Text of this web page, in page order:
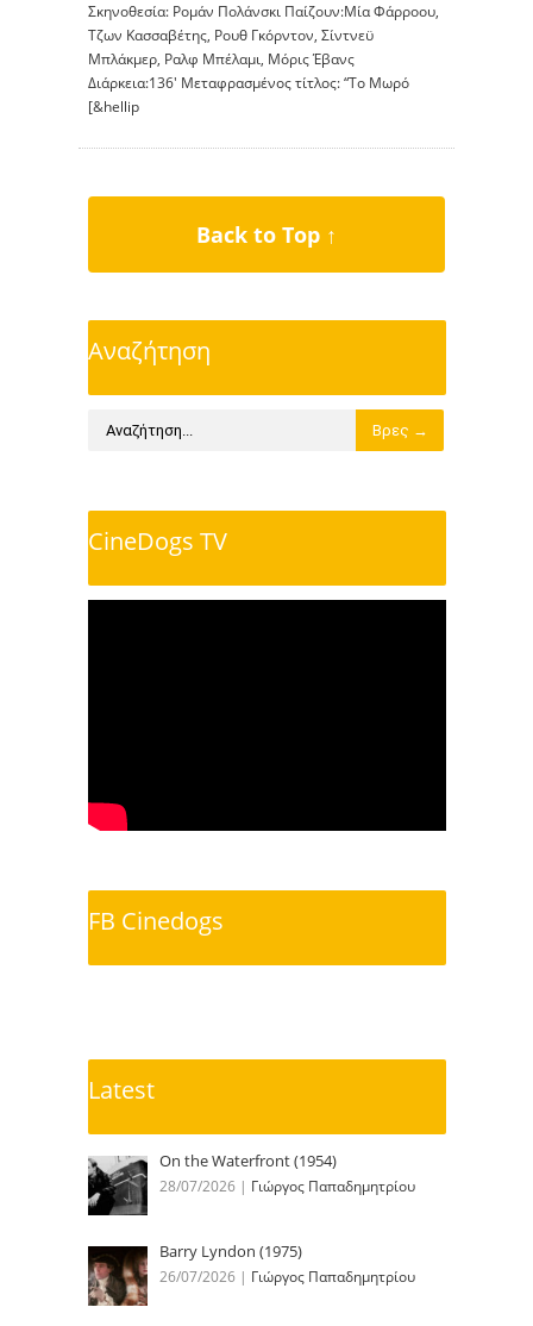
Σκηνοθεσία: Ρομάν Πολάνσκι Παίζουν:Μία Φάρροου,
Τζων Κασσαβέτης, Ρουθ Γκόρντον, Σίντνεϋ
Μπλάκμερ, Ραλφ Μπέλαμι, Μόρις Έβανς
Διάρκεια:136′ Μεταφρασμένος τίτλος: “Το Μωρό
[&hellip
Back to Top ↑
Αναζήτηση
CineDogs TV
FB Cinedogs
Latest
On the Waterfront (1954)
28/07/2026 | Γιώργος Παπαδημητρίου
Barry Lyndon (1975)
26/07/2026 | Γιώργος Παπαδημητρίου